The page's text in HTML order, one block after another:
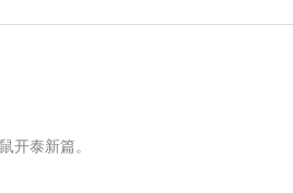
开泰新篇。